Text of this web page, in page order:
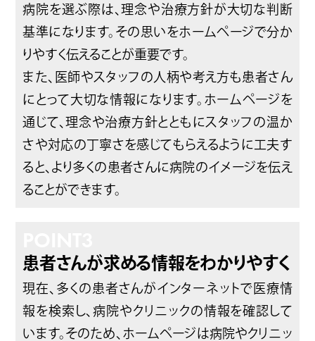
病院を選ぶ際は、理念や治療方針が大切な判断
基準になります。その思いをホームページで分か
りやすく伝えることが重要です。
また、医師やスタッフの人柄や考え方も患者さん
にとって大切な情報になります。ホームページを
通じて、理念や治療方針とともにスタッフの温か
さや対応の丁寧さを感じてもらえるように工夫す
ると、より多くの患者さんに病院のイメージを伝え
ることができます。
患者さんが求める情報をわかりやすく
現在、多くの患者さんがインターネットで医療情
報を検索し、病院やクリニックの情報を確認して
います。そのため、ホームページは病院やクリニッ